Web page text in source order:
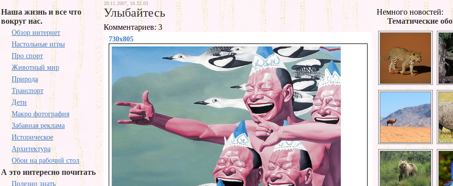
Наша жизнь и все что
вокруг нас.
Обзор интернет
Настольные игры
Про спорт
Животный мир
Природа
Транспорт
Дети
Макро фотография
Забавная реклама
Историческое
Архитектура
Обои на рабочий стол
А это интересно почитать
Полезно знать
20.11.2007, 18.32.03
Улыбайтесь
Комментариев: 3
730x805
Немного новостей:
Тематические